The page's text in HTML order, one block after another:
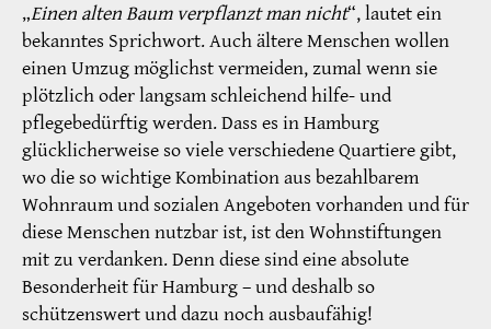
„Einen alten Baum verpflanzt man nicht“, lautet ein
bekanntes Sprichwort. Auch ältere Menschen wollen
einen Umzug möglichst vermeiden, zumal wenn sie
plötzlich oder langsam schleichend hilfe- und
pflegebedürftig werden. Dass es in Hamburg
glücklicherweise so viele verschiedene Quartiere gibt,
wo die so wichtige Kombination aus bezahlbarem
Wohnraum und sozialen Angeboten vorhanden und für
diese Menschen nutzbar ist, ist den Wohnstiftungen
mit zu verdanken. Denn diese sind eine absolute
Besonderheit für Hamburg – und deshalb so
schützenswert und dazu noch ausbaufähig!